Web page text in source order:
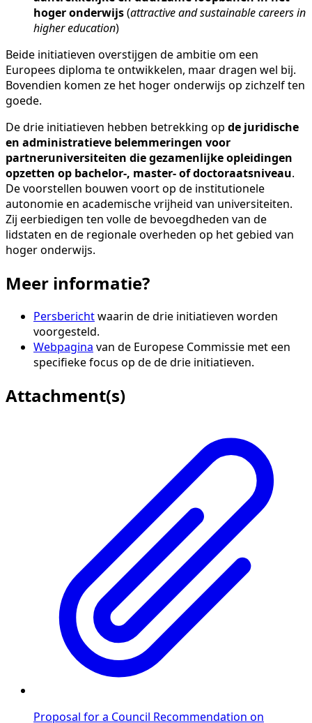
hoger onderwijs(attractive and sustainable careers in
higher education)
Beide initiatieven overstijgen de ambitie om een
Europees diploma te ontwikkelen, maar dragen wel bij.
Bovendien komen ze het hoger onderwijs op zichzelf ten
goede.
De drie initiatieven hebben betrekking op de juridische
en administratieve belemmeringen voor
partneruniversiteiten die gezamenlijke opleidingen
opzetten op bachelor-, master- of doctoraatsniveau.
De voorstellen bouwen voort op de institutionele
autonomie en academische vrijheid van universiteiten.
Zij eerbiedigen ten volle de bevoegdheden van de
lidstaten en de regionale overheden op het gebied van
hoger onderwijs.
Meer informatie?
Persberichtwaarin de drie initiatieven worden
voorgesteld.
Webpagina van de Europese Commissie met een
specifieke focus op de de drie initiatieven.
Attachment(s)
Proposal for a Council Recommendation on